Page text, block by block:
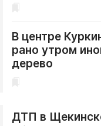
В центре
рано утром
дерево
ДТП в